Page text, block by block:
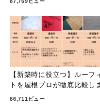
【新築時に役立つ】ルー
トを屋根プロが徹底比較し
86,711ビュー